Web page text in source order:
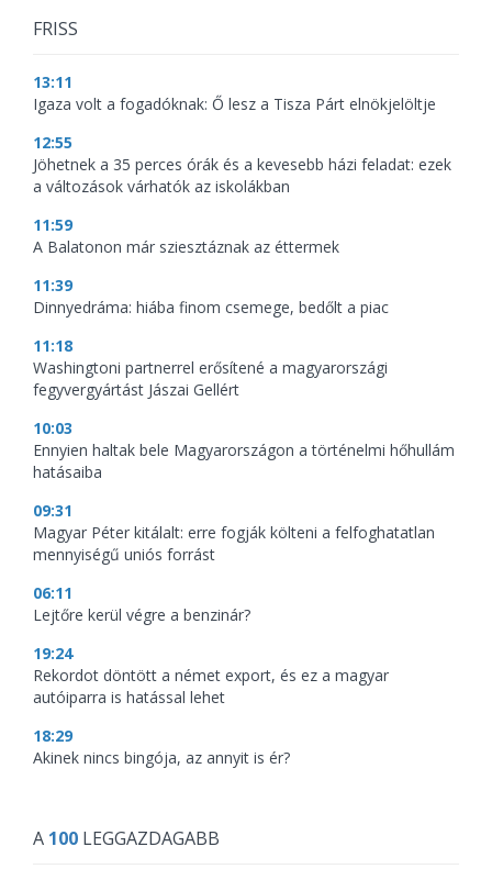
FRISS
13:11
Igaza volt a fogadóknak: Ő lesz a Tisza Párt elnökjelöltje
12:55
Jöhetnek a 35 perces órák és a kevesebb házi feladat: ezek
a változások várhatók az iskolákban
11:59
A Balatonon már sziesztáznak az éttermek
11:39
Dinnyedráma: hiába finom csemege, bedőlt a piac
11:18
Washingtoni partnerrel erősítené a magyarországi
fegyvergyártást Jászai Gellért
10:03
Ennyien haltak bele Magyarországon a történelmi hőhullám
hatásaiba
09:31
Magyar Péter kitálalt: erre fogják költeni a felfoghatatlan
mennyiségű uniós forrást
06:11
Lejtőre kerül végre a benzinár?
19:24
Rekordot döntött a német export, és ez a magyar
autóiparra is hatással lehet
18:29
Akinek nincs bingója, az annyit is ér?
A 100 LEGGAZDAGABB